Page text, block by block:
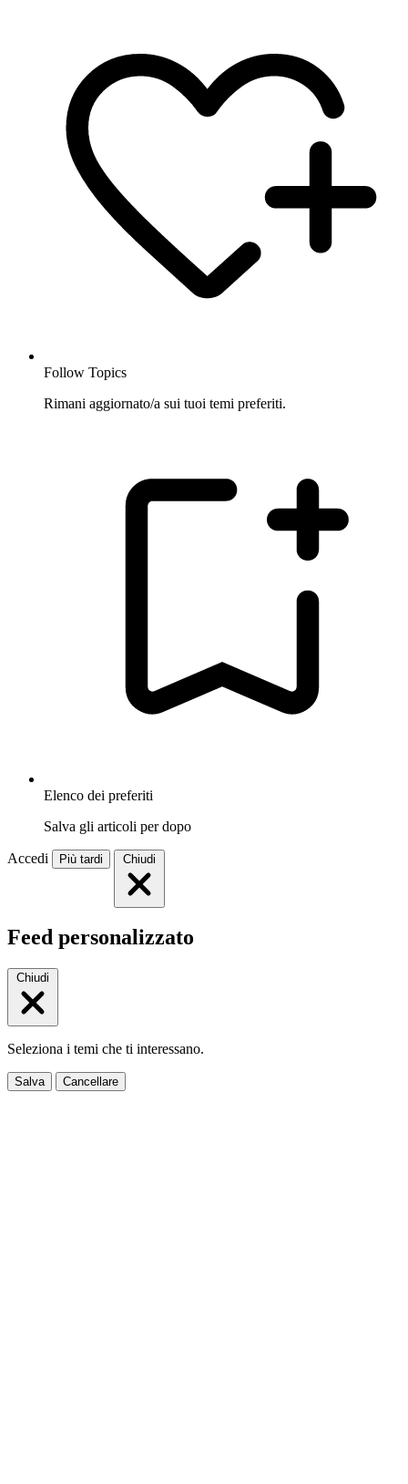
Follow Topics
Rimani aggiornato/a sui tuoi temi preferiti.
Elenco dei preferiti
Salva gli articoli per dopo
Accedi Più tardi Chiudi
Feed personalizzato
Chiudi
Seleziona i temi che ti interessano.
Salva Cancellare